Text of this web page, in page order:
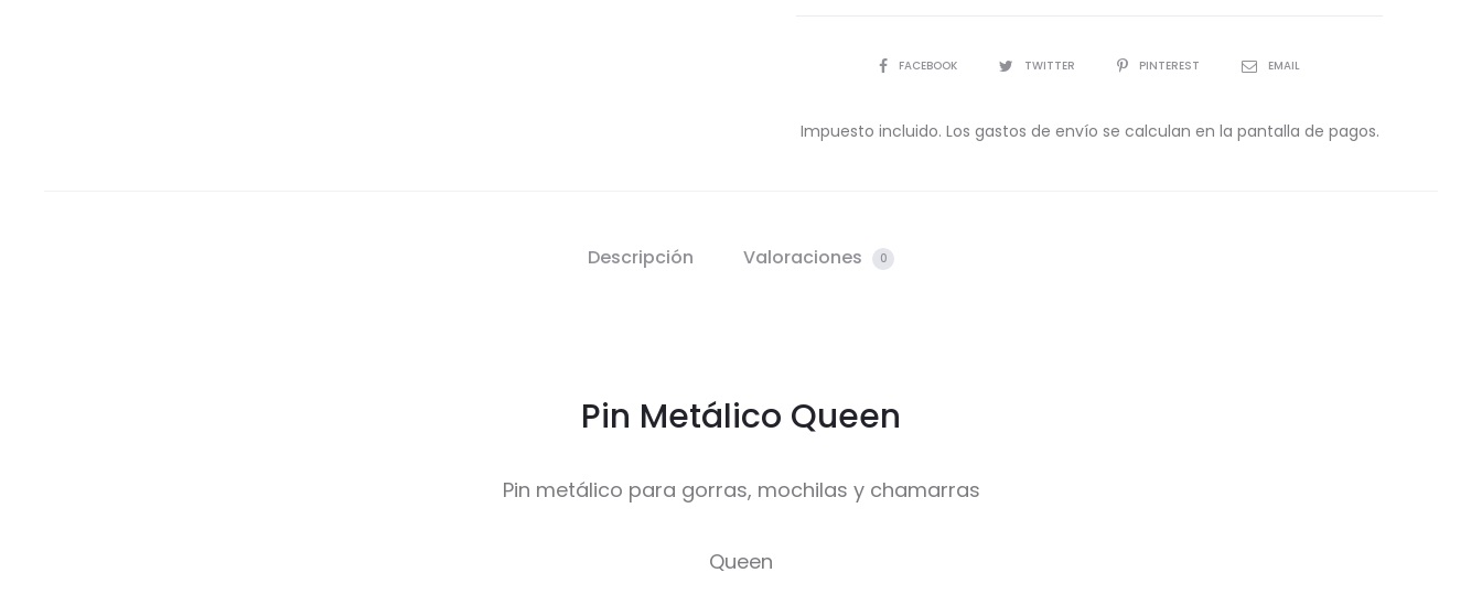
COMPARTIR
FACEBOOK TWITTER PINTEREST EMAIL
Impuesto incluido. Los gastos de envío se calculan en la pantalla de pagos.
Descripción Valoraciones 0
Pin Metálico Queen
Pin metálico para gorras, mochilas y chamarras
Queen